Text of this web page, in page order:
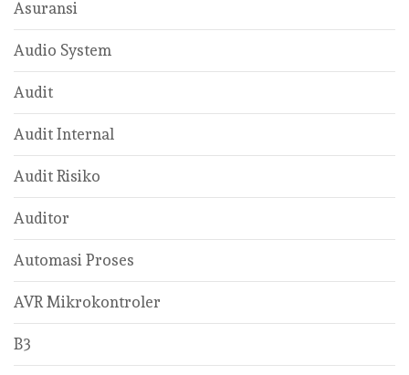
Asuransi
Audio System
Audit
Audit Internal
Audit Risiko
Auditor
Automasi Proses
AVR Mikrokontroler
B3